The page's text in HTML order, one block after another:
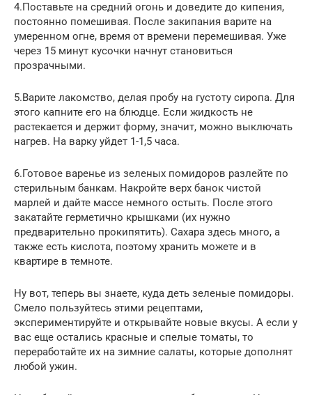
4.Поставьте на средний огонь и доведите до кипения,
постоянно помешивая. После закипания варите на
умеренном огне, время от времени перемешивая. Уже
через 15 минут кусочки начнут становиться
прозрачными.
5.Варите лакомство, делая пробу на густоту сиропа. Для
этого капните его на блюдце. Если жидкость не
растекается и держит форму, значит, можно выключать
нагрев. На варку уйдет 1-1,5 часа.
6.Готовое варенье из зеленых помидоров разлейте по
стерильным банкам. Накройте верх банок чистой
марлей и дайте массе немного остыть. После этого
закатайте герметично крышками (их нужно
предварительно прокипятить). Сахара здесь много, а
также есть кислота, поэтому хранить можете и в
квартире в темноте.
Ну вот, теперь вы знаете, куда деть зеленые помидоры.
Смело пользуйтесь этими рецептами,
экспериментируйте и открывайте новые вкусы. А если у
вас еще остались красные и спелые томаты, то
переработайте их на зимние салаты, которые дополнят
любой ужин.